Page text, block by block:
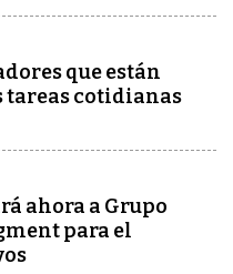
que están
cotidianas
ahora a Grupo
para el